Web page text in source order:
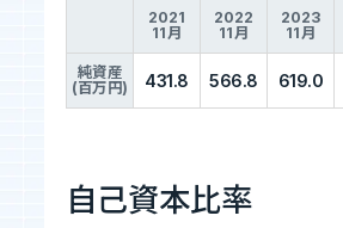
2021
11月
2022
11月
2023
11月
純資産
(百万円)
431.8 566.8 619.0
自己資本比率